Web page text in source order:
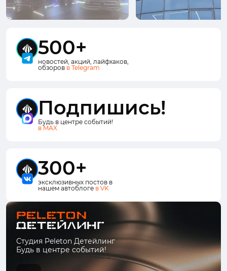
500+
новостей, акций, лайфхаков,
обзоров в Telegram
Подпишись!
Будь в центре событий!
в MAX
300+
эксклюзивных постов в
нашем автоблоге в VK
Студия Peleton Детейлинг
Будь в центре событий!